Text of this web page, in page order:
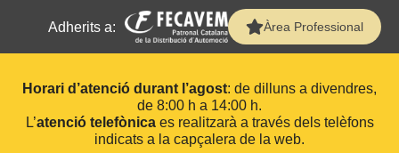
Adherits a: Àrea Professional
Horari d’atenció durant l’agost: de dilluns a divendres,
de 8:00 h a 14:00 h.
L’atenció telefònicaes realitzarà a través dels telèfons
indicats a la capçalera de la web.